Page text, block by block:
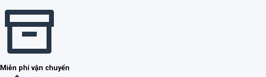
Miễn phí vận chuyển